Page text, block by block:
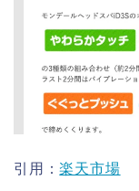
引用：楽天市場